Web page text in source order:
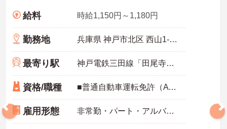
給料 時給1,150円～1,180円
勤務地 兵庫県 神戸市北区 西山1-15-9
最寄り駅 神戸電鉄三田線「田尾寺駅」徒歩13分
資格/職種 ■普通自動車運転免許（AT限定可）必須 ■無資格OK ■経験不問 ※無資格者:入社半年以内に会社負担で認知症介護基礎研修受講
雇用形態 非常勤・パート・アルバイト